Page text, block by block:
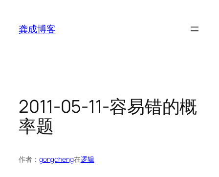
龚成博客
2011-05-11-容易错的概
率题
作者： gongcheng在逻辑